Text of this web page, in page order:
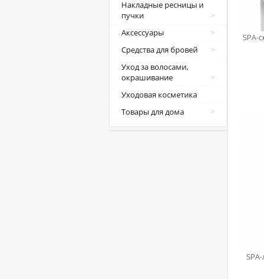
Накладные ресницы и
пучки
Аксессуары
Средства для бровей
Уход за волосами,
окрашивание
Уходовая косметика
Товары для дома
SPA-